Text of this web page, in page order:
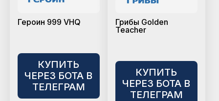
Героин 999 VHQ
КУПИТЬ
ЧЕРЕЗ БОТА В
ТЕЛЕГРАМ
Грибы Golden
Teacher
КУПИТЬ
ЧЕРЕЗ БОТА В
ТЕЛЕГРАМ